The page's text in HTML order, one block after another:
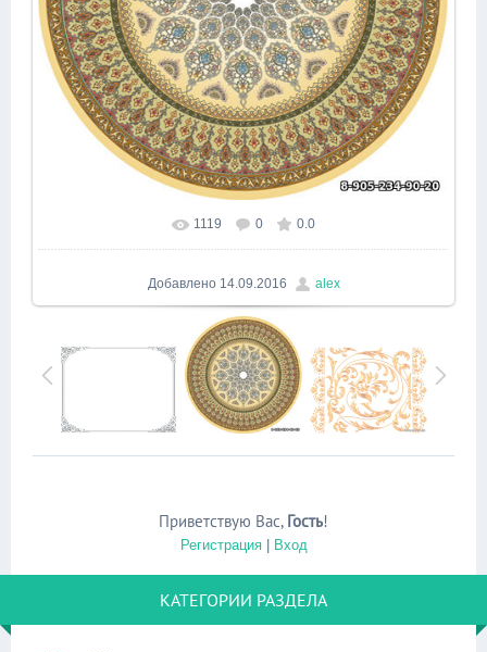
1119 0 0.0
Добавлено 14.09.2016 alex
Приветствую Вас, Гость!
Регистрация| Вход
КАТЕГОРИИ РАЗДЕЛА